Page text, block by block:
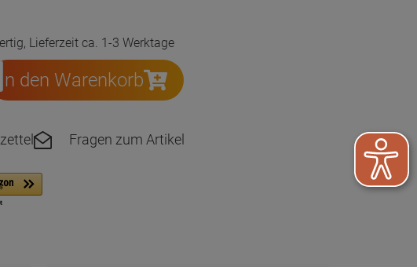
Lieferzeit ca. 1-3 Werktage
In den Warenkorb
Fragen zum Artikel